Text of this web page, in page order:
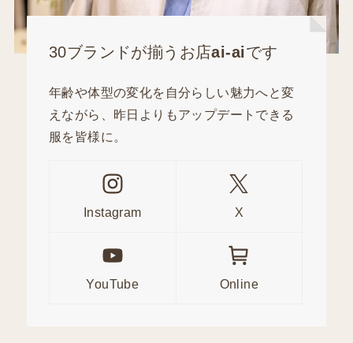
30ブランドが揃うお店ai-aiです
年齢や体型の変化を自分らしい魅力へと変
えながら、昨日よりもアップデートできる
服を皆様に。
Instagram X
YouTube Online